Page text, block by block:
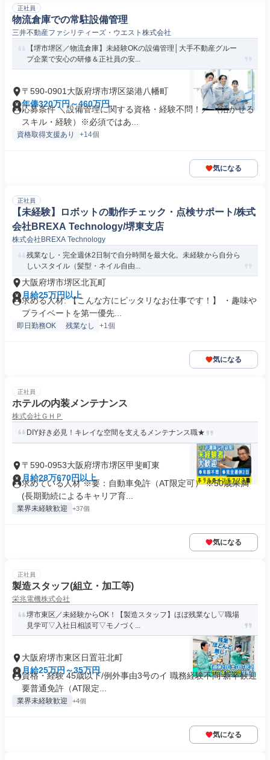
正社員
物流倉庫での常駐設備管理
三井不動産ファシリティーズ・ウエスト株式会社
【堺市堺区／物流倉庫】未経験OKの設備管理│大手不動産グルー
プ企業で安心の研修＆正社員の安...
〒590-0901大阪府堺市堺区築港八幡町
年俸320万円～460万円
応募条件 ＼設備管理に関する資格・経験不問！／ （活かせる
スキル・経験）※必須ではあ...
資格取得支援あり +14個
気になる
正社員
【未経験】ロボットの動作チェック・点検サポート/株式
会社BREXA Technology/堺東支店
株式会社BREXA Technology
残業なし・完全週休2日制で自分時間を最大化。未経験から自分ら
しいスタイル（髪型・ネイル自由...
大阪府堺市堺区北瓦町
月給25万円以上
求める人材: 【こんな方にピッタリなお仕事です！】 ・趣味や
プライベートを第一優先...
即日勤務OK 残業なし +1個
気になる
正社員
ホテルの内装メンテナンス
株式会社ＧＨＰ
DIY好き必見！キレイな空間を支えるメンテナンス職★
〒590-0953大阪府堺市堺区甲斐町東
月給28万670円以上
求めている人材 ※要：自動車免許（AT限定可） ※50歳未満
(長期勤続によるキャリア育...
業界未経験歓迎 +37個
気になる
正社員
製造スタッフ(組立・加工等)
栄兆電機株式会社
堺市東区／未経験からOK！【製造スタッフ】ほぼ残業なし▽職場
見学可▽入社日相談可▽モノづく...
大阪府堺市東区日置荘北町
月給25万円～35万円
資格・経験 45歳以下/例外事由3号のイ 職務経験不問 新卒歓迎
要普通免許（AT限定...
業界未経験歓迎 +4個
気になる